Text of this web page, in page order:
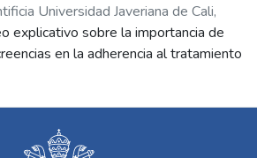
Universidad Javeriana de Cali,
)Correa Sánchez, Diego Emiro
explicativo sobre la importancia de
en la adherencia al tratamiento